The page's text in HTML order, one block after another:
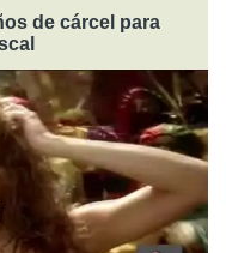
de cárcel para